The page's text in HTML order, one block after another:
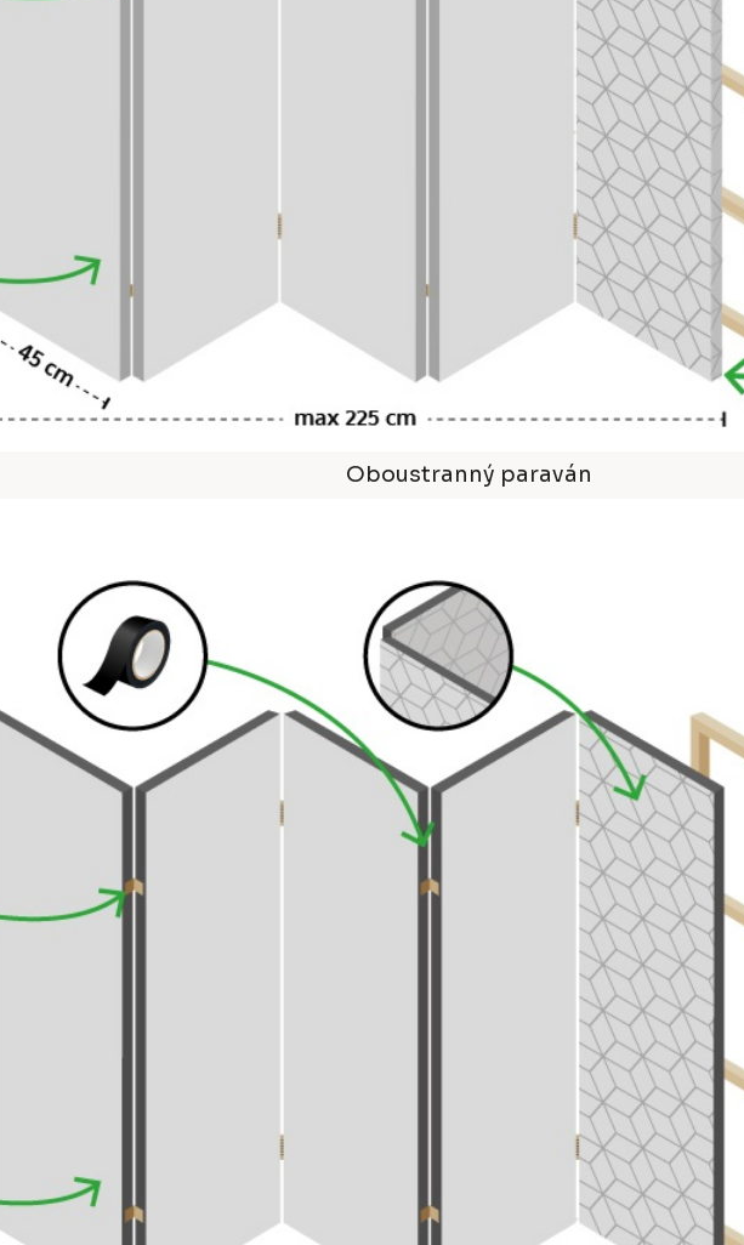
Oboustranný paraván